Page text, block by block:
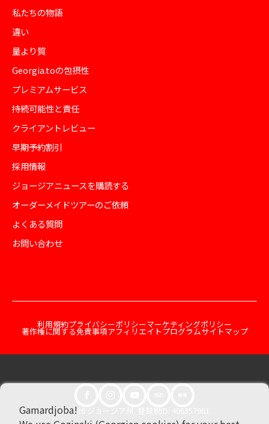
私たちの物語
違い
量より質
Georgia.toの包摂性
プレミアムサービス
持続可能性と責任
クライアントレビュー
早期予約割引
採用情報
ジョージアニュースを購読する
オーダーメイドツアーのご依頼
よくある質問
お問い合わせ
利用規約プライバシーポリシーマーケティングポリシー
著作権に関する免責事項アフィリエイトプログラムサイトマップ
© 2026 ジョージア州. 登録税ID: 406357981
Gamardjoba!